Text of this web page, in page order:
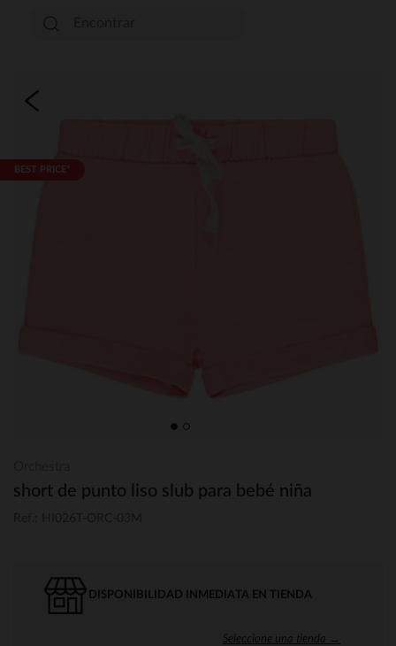
BEST PRICE*
short de punto liso slub para bebé niña
DISPONIBILIDAD INMEDIATA EN TIENDA
Seleccione una tienda →